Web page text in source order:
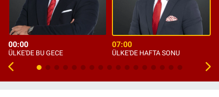
00:00
ÜLKE'DE BU GECE
07:00
ÜLKE'DE HAFTA SONU